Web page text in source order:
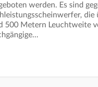
werden. Es sind
die
500 Metern Leuchtweite